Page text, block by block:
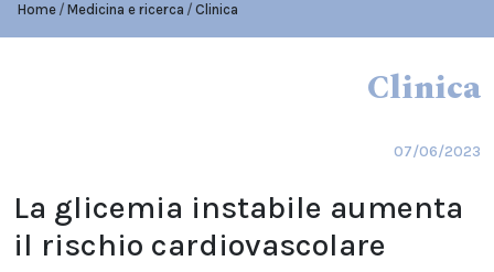
Home Medicina e ricerca Clinica
Clinica
07/06/2023
La glicemia instabile aumenta
il rischio cardiovascolare